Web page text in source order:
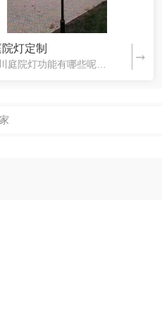
灯定制
对于四川庭院灯功能有哪些呢？下面一起来了解一下吧。庭院灯发展到20世纪90年代，被广泛运用于城市慢车道、窄车道、居民小区、旅游景区、公园、广场、私家花园、庭院走廊等公共场所的道路单侧或俩册用来道路照明...